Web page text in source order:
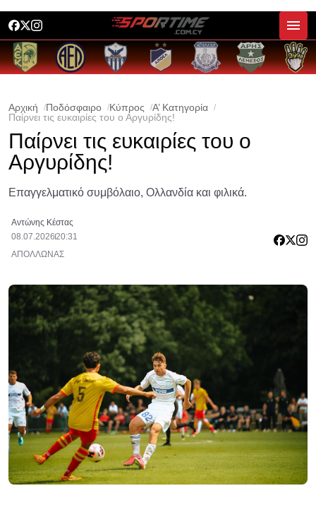
Αρχική Ποδόσφαιρο Κύπρος
Α’ Κατηγορία
Παίρνει τις ευκαιρίες του ο Αργυρίδης!
Παίρνει τις ευκαιρίες του ο
Αργυρίδης!
Επαγγελματικό συμβόλαιο, Ολλανδία και φιλικά.
Αντώνης Κέστας
08.07.202620:31
ΑΠΟΛΛΩΝΑΣ